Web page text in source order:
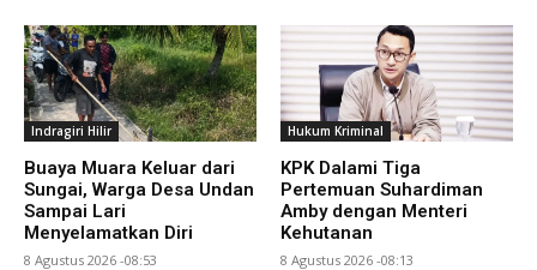
Indragiri Hilir
Buaya Muara Keluar dari
Sungai, Warga Desa Undan
Sampai Lari
Menyelamatkan Diri
8 Agustus 2026 -08:53
Hukum Kriminal
KPK Dalami Tiga
Pertemuan Suhardiman
Amby dengan Menteri
Kehutanan
8 Agustus 2026 -08:13